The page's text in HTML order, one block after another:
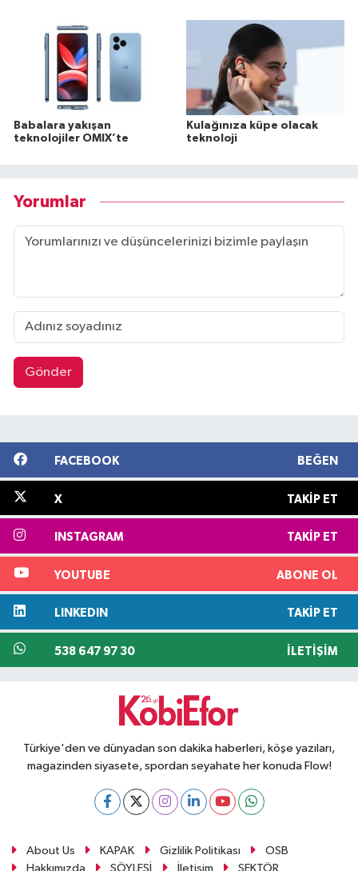
Babalara yakışan
teknolojiler OMIX’te
Kulağınıza küpe olacak
teknoloji
Yorumlar
Gönder
FACEBOOK BEĞEN
X TAKIP ET
INSTAGRAM TAKIP ET
YOUTUBE ABONE OL
LINKEDIN TAKIP ET
538 647 97 30 İLETIŞIM
Türkiye'den ve dünyadan son dakika haberleri, köşe yazıları,
magazinden siyasete, spordan seyahate her konuda Flow!
About Us KAPAK Gizlilik Politikası
OSB
Hakkımızda
SÖYLEŞİ İletişim SEKTÖR